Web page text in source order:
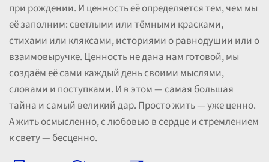
при рождении. И ценность её определяется тем, чем мы
её заполним: светлыми или тёмными красками,
стихами или кляксами, историями о равнодушии или о
взаимовыручке. Ценность не дана нам готовой, мы
создаём её сами каждый день своими мыслями,
словами и поступками. И в этом — самая большая
тайна и самый великий дар. Просто жить — уже ценно.
А жить осмысленно, с любовью в сердце и стремлением
к свету — бесценно.